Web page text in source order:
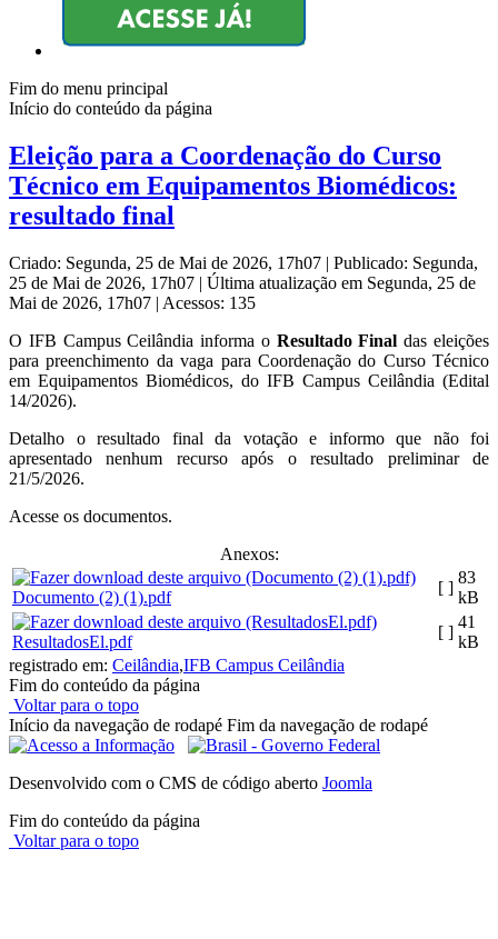
Fim do menu principal
Início do conteúdo da página
Eleição para a Coordenação do Curso
Técnico em Equipamentos Biomédicos:
resultado final
Criado: Segunda, 25 de Mai de 2026, 17h07 | Publicado: Segunda,
25 de Mai de 2026, 17h07 | Última atualização em Segunda, 25 de
Mai de 2026, 17h07 | Acessos: 135
O IFB Campus Ceilândia informa o Resultado Finaldas eleições
para preenchimento da vaga para Coordenação do Curso Técnico
em Equipamentos Biomédicos, do IFB Campus Ceilândia (Edital
14/2026).
Detalho o resultado final da votação e informo que não foi
apresentado nenhum recurso após o resultado preliminar de
21/5/2026.
Acesse os documentos.
Anexos:
Documento (2) (1).pdf
[ ]
83
kB
ResultadosEl.pdf
[ ]
41
kB
registrado em: Ceilândia,IFB Campus Ceilândia
Fim do conteúdo da página
Voltar para o topo
Início da navegação de rodapé Fim da navegação de rodapé
Desenvolvido com o CMS de código aberto Joomla
Fim do conteúdo da página
Voltar para o topo